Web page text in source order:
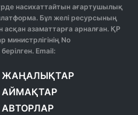
насихаттайтын ағартушылық
Бұл желі ресурсының
асқан азаматтарға арналған. ҚР
No
Email:
ЖАҢАЛЫҚТАР
АЙМАҚТАР
АВТОРЛАР